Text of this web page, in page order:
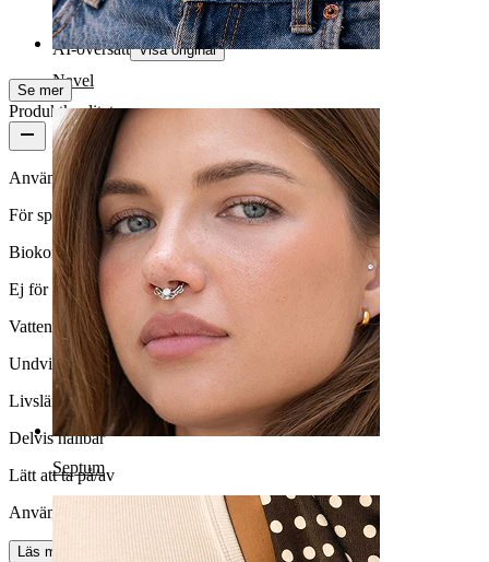
Navel
Septum
Jeti Verifierat köp
AI-översatt Visa original
Se mer
Produktkvalitet
Användningsfrekvens
För speciella tillfällen
Biokompatibilitet
Ej för känslig hud
Vattentäthet
Undvik vatten
Livslängd
Delvis hållbar
Lätt att ta på/av
Användarvänlig
Läs mer